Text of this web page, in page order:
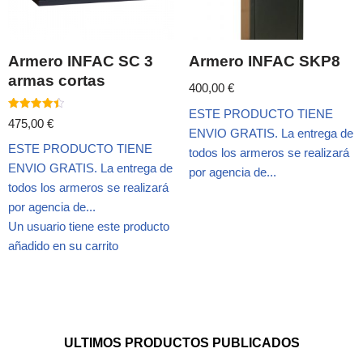
Armero INFAC SC 3
armas cortas
Valorado
con
de 5
475,00 €
ESTE PRODUCTO TIENE
ENVIO GRATIS. La entrega de
todos los armeros se realizará
por agencia de...
Un usuario tiene este producto
añadido en su carrito
Armero INFAC SKP8
400,00 €
ESTE PRODUCTO TIENE
ENVIO GRATIS. La entrega de
todos los armeros se realizará
por agencia de...
ULTIMOS PRODUCTOS PUBLICADOS